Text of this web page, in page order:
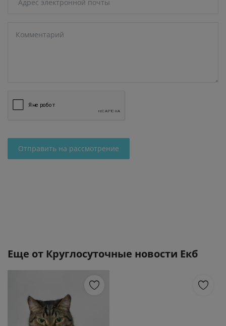
Отправить на рассмотрение
Еще от Круглосуточные новости Екб